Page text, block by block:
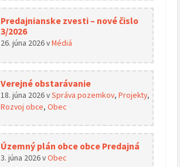
Predajnianske zvesti – nové čislo
3/2026
26. júna 2026vMédiá
Verejné obstarávanie
18. júna 2026vSpráva pozemkov, Projekty,
Rozvoj obce, Obec
Územný plán obce obce Predajná
3. júna 2026vObec